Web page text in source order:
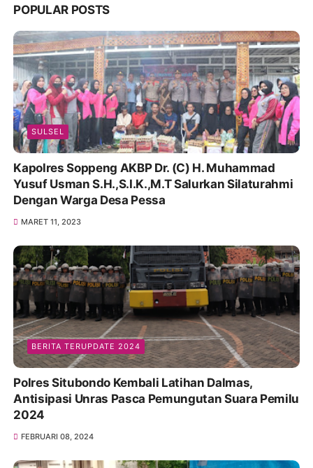
POPULAR POSTS
SULSEL
Kapolres Soppeng AKBP Dr. (C) H. Muhammad
Yusuf Usman S.H.,S.I.K.,M.T Salurkan Silaturahmi
Dengan Warga Desa Pessa
MARET 11, 2023
BERITA TERUPDATE 2024
Polres Situbondo Kembali Latihan Dalmas,
Antisipasi Unras Pasca Pemungutan Suara Pemilu
2024
FEBRUARI 08, 2024